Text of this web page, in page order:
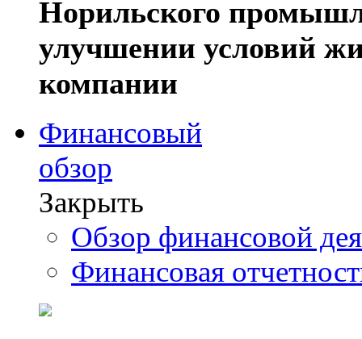
Норильского
улучшении условий
компании
Финансовый
обзор
Закрыть
Обзор финансовой
Финансовая